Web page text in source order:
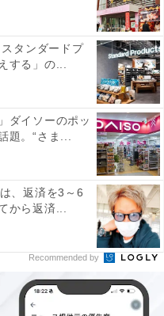
タンダードプ
する」の...
ダイソーのポッ
題。“さま...
、返済を3～6
から返済...
Recommended by